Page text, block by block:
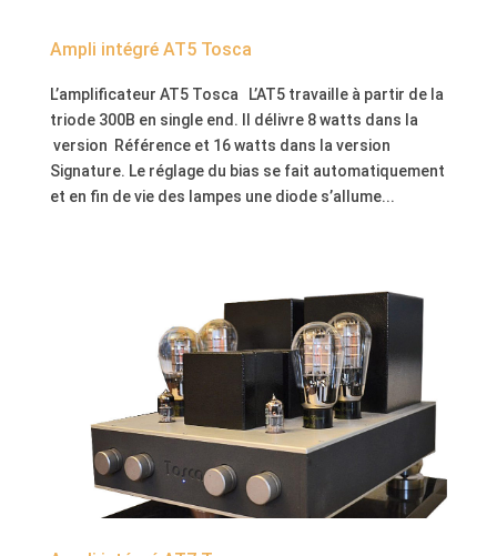
Ampli intégré AT5 Tosca
L’amplificateur AT5 Tosca L’AT5 travaille à partir de la
triode 300B en single end. Il délivre 8 watts dans la
version Référence et 16 watts dans la version
Signature. Le réglage du bias se fait automatiquement
et en fin de vie des lampes une diode s’allume...